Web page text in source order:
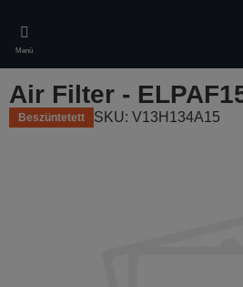
main
content
Menü
Air Filter -
Beszüntetett SKU: V13H134A15